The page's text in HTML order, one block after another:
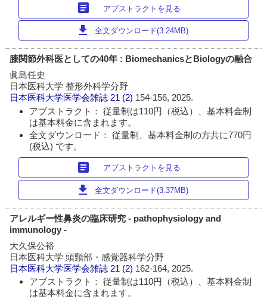
article アブストラクトを見る
download 全文ダウンロード(3.24MB)
膝関節外科医としての40年 : BiomechanicsとBiologyの融合
眞島任史
日本医科大学 整形外科学分野
日本医科大学医学会雑誌 21 (2) 154-156, 2025.
アブストラクト： 従量制は110円（税込）、基本料金制
は基本料金に含まれます。
全文ダウンロード： 従量制、基本料金制の方共に770円
(税込) です。
article アブストラクトを見る
download 全文ダウンロード(3.37MB)
アレルギー性鼻炎の臨床研究 - pathophysiology and
immunology -
大久保公裕
日本医科大学 頭頸部・感覚器科学分野
日本医科大学医学会雑誌 21 (2) 162-164, 2025.
アブストラクト： 従量制は110円（税込）、基本料金制
は基本料金に含まれます。